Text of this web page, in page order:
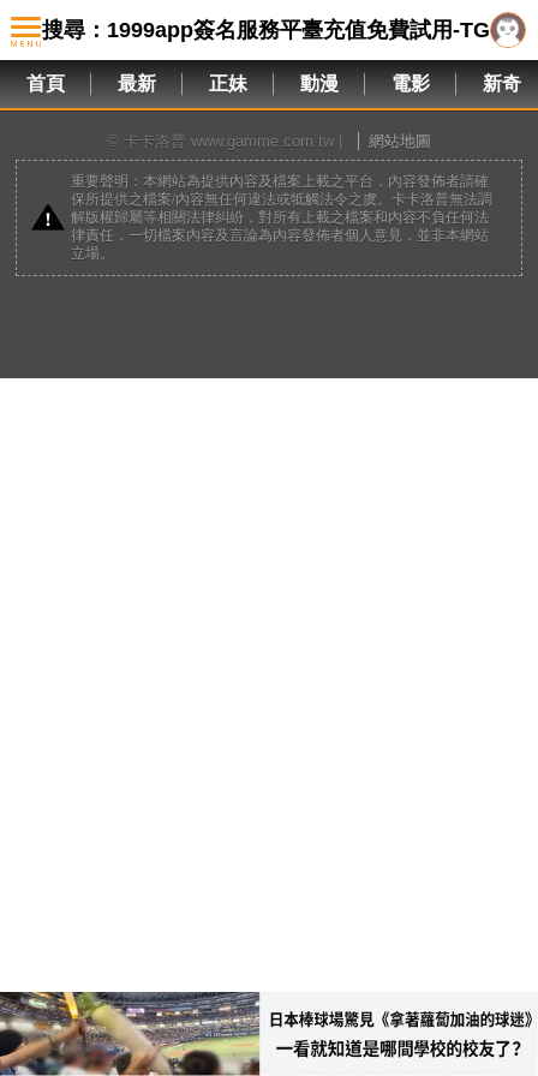
搜尋：1999app簽名服務平臺充值免費試用-TG-
taomamao🔝蘋果tf簽名.uxo
首頁 最新 正妹 動漫 電影 新奇
© 卡卡洛普 www.gamme.com.tw | 網站地圖
重要聲明：本網站為提供內容及檔案上載之平台，內容發佈者請確
保所提供之檔案/內容無任何違法或牴觸法令之虞。卡卡洛普無法調
解版權歸屬等相關法律糾紛，對所有上載之檔案和內容不負任何法
律責任，一切檔案內容及言論為內容發佈者個人意見，並非本網站
立場。